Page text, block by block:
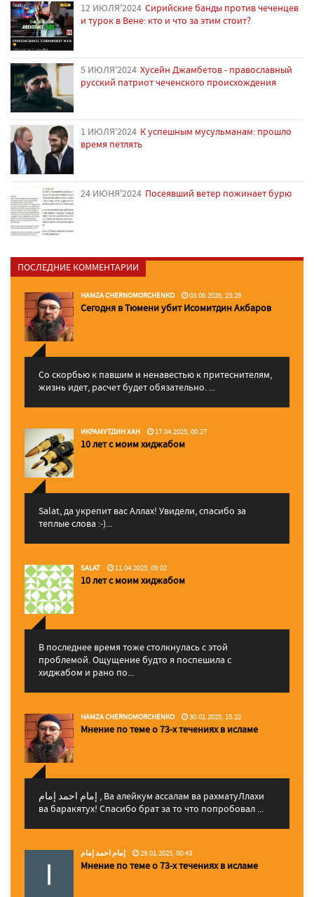
12 ИЮЛЯ'2024 Сирийские банды против чеченцев
и турок в Вене: кто и что за этим стоит?
5 ИЮЛЯ'2024 Хусейн Джамбетов - православный
русский патриот чеченского происхождения
1 ИЮЛЯ'2024 К успешным мусульманам: прошло
время петлять
24 ИЮНЯ'2024 Посеявший ветер пожинает бурю
ПОСЛЕДНИЕ КОММЕНТАРИИ
HAMZA CHERNOMORCHENKO 03.06.2026, 23:29
Сегодня в Тюмени убит Исомитдин Акбаров
Со скорбью к павшим и ненавестью к притеснителям,
жизнь идет, расчет будет обязательно. ...
ИКРАМУТДИН ХАН 17.04.2025, 00:27
10 лет с моим хиджабом
Salat, да укрепит вас Аллаx! Увидели, спасибо за
теплые слова :-)...
SALAT 11.04.2025, 09:02
10 лет с моим хиджабом
В последнее время тоже столкнулась с этой
проблемой. Ощущение будто я поспешила с
хиджабом и рано по...
HAMZA CHERNOMORCHENKO 30.01.2025, 15:22
Мнение по теме о 73-х течениях в исламе
إمام احمد إمام , Ва алейкум ассалам ва рахматуЛлахи
ва баракятух! Спасибо брат за то что попробовал ...
إمام احمد إمام 29.01.2025, 00:43
Мнение по теме о 73-х течениях в исламе